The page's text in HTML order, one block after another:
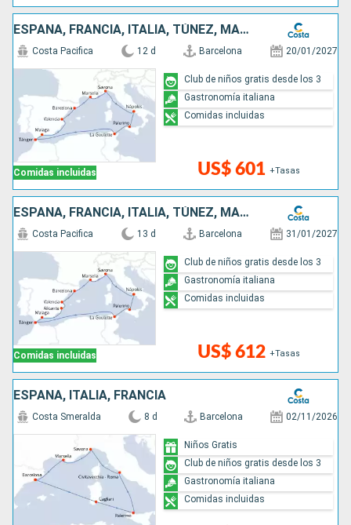
ESPAÑA, FRANCIA, ITALIA, TÚNEZ, MARRUECOS
Comidas incluidas
Costa Pacifica 12 d Barcelona 20/01/2027
US$ 601 +Tasas
Club de niños gratis desde los 3
Gastronomía italiana
Comidas incluidas
ESPAÑA, FRANCIA, ITALIA, TÚNEZ, MARRUECOS
Comidas incluidas
Costa Pacifica 13 d Barcelona 31/01/2027
US$ 612 +Tasas
Club de niños gratis desde los 3
Gastronomía italiana
Comidas incluidas
ESPAÑA, ITALIA, FRANCIA
Costa Smeralda 8 d Barcelona 02/11/2026
Niños Gratis
Club de niños gratis desde los 3
Gastronomía italiana
Comidas incluidas